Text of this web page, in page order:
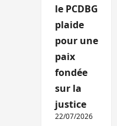
le PCDBG
plaide
pour une
paix
fondée
sur la
justice
22/07/2026